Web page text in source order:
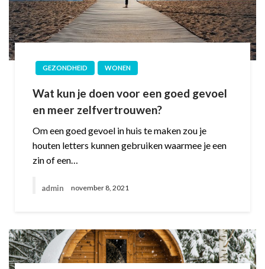
GEZONDHEID WONEN
Wat kun je doen voor een goed gevoel
en meer zelfvertrouwen?
Om een goed gevoel in huis te maken zou je
houten letters kunnen gebruiken waarmee je een
zin of een…
admin november 8, 2021